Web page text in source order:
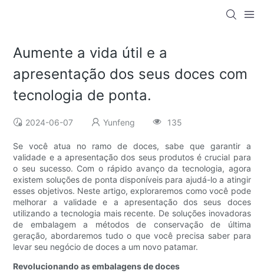
Aumente a vida útil e a
apresentação dos seus doces com
tecnologia de ponta.
2024-06-07 Yunfeng 135
Se você atua no ramo de doces, sabe que garantir a
validade e a apresentação dos seus produtos é crucial para
o seu sucesso. Com o rápido avanço da tecnologia, agora
existem soluções de ponta disponíveis para ajudá-lo a atingir
esses objetivos. Neste artigo, exploraremos como você pode
melhorar a validade e a apresentação dos seus doces
utilizando a tecnologia mais recente. De soluções inovadoras
de embalagem a métodos de conservação de última
geração, abordaremos tudo o que você precisa saber para
levar seu negócio de doces a um novo patamar.
Revolucionando as embalagens de doces